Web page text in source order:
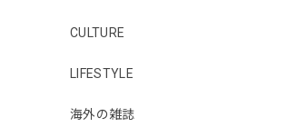
CULTURE
LIFESTYLE
海外の雑誌